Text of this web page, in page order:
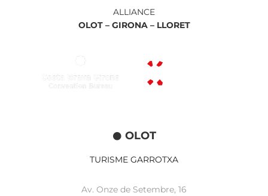
ALLIANCE
OLOT – GIRONA – LLORET
OLOT
TURISME GARROTXA
Av. Onze de Setembre, 16